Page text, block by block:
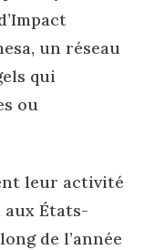
un réseau
qui
ou
leur activité
aux États-
de l’année